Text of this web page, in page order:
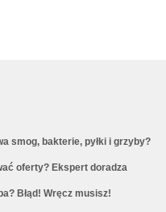
smog, bakterie, pyłki i grzyby?
oferty? Ekspert doradza
Błąd! Wręcz musisz!